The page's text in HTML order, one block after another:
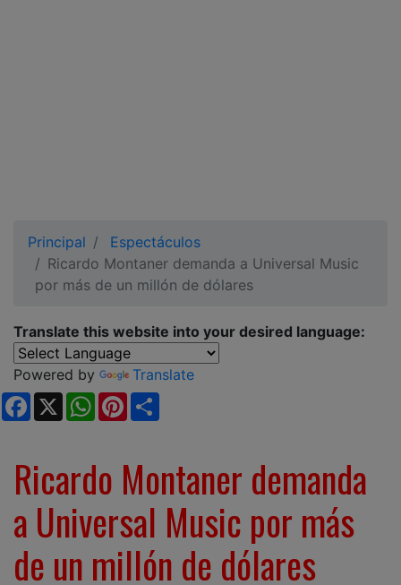
Principal
Espectáculos
Ricardo Montaner demanda a Universal Music
por más de un millón de dólares
Translate this website into your desired language:
Powered by
Translate
Facebook
X WhatsApp
Pinterest
Ricardo Montaner demanda
a Universal Music por más
de un millón de dólares